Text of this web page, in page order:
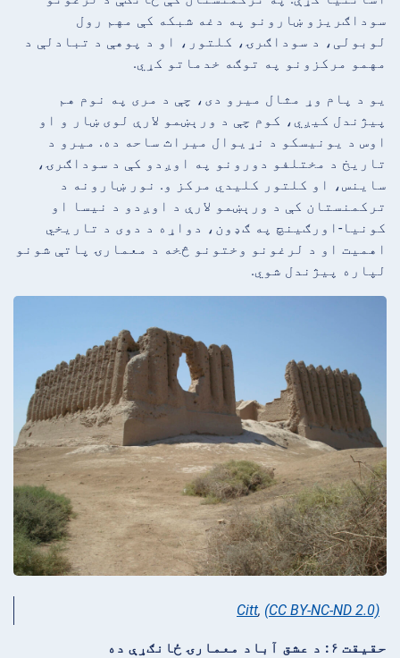
سوداګریزو ښارونو په دغه شبکه کې مهم رول
لوبولی، د سوداګرۍ، کلتور، او د پوهې د تبادلې د
مهمو مرکزونو په توګه خدماتو کړي.
یو د پام وړ مثال میرو دی، چې د مری په نوم هم
پیژندل کیږي، کوم چې د ورېښمو لارې لوی ښار و او
اوس د یونیسکو د نړیوال میراث ساحه ده. میرو د
تاریخ د مختلفو دورونو په اوږدو کې د سوداګرۍ،
ساینس، او کلتور کلیدي مرکز و. نور ښارونه د
ترکمنستان کې د ورېښمو لارې د اوږدو د نیسا او
کونیا-اورګینچ په ګډون، دواړه د دوی د تاریخي
اهمیت او د لرغونو وختونو څخه د معمارۍ پاتې شونو
لپاره پیژندل شوي.
Citt, (CC BY-NC-ND 2.0)
حقیقت ۶: د عشق آباد معمارۍ ځانګړې ده